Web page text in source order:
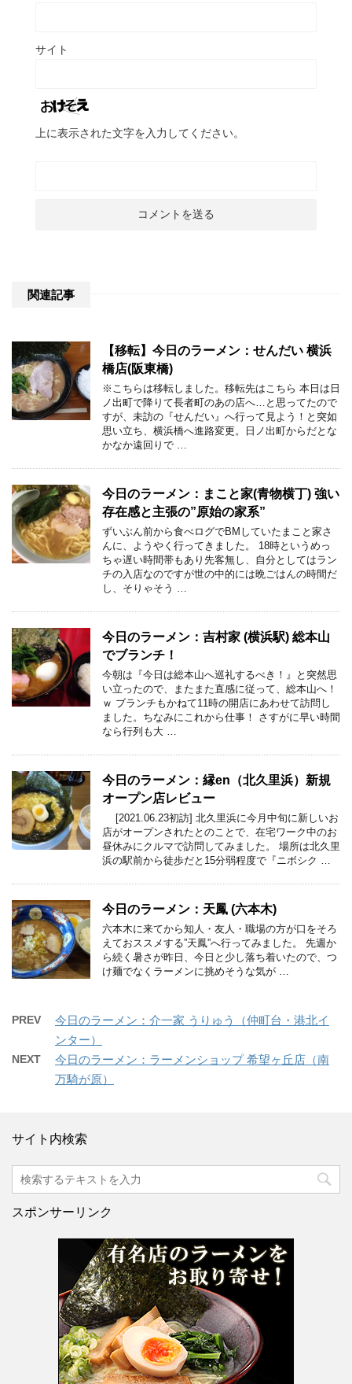
サイト
上に表示された文字を入力してください。
関連記事
【移転】今日のラーメン：せんだい 横浜
橋店(阪東橋)
※こちらは移転しました。移転先はこちら 本日は日
ノ出町で降りて長者町のあの店へ…と思ってたので
すが、未訪の『せんだい』へ行って見よう！と突如
思い立ち、横浜橋へ進路変更。日ノ出町からだとな
かなか遠回りで …
今日のラーメン：まこと家(青物横丁) 強い
存在感と主張の”原始の家系”
ずいぶん前から食べログでBMしていたまこと家さ
んに、ようやく行ってきました。 18時というめっ
ちゃ遅い時間帯もあり先客無し、自分としてはラン
チの入店なのですが世の中的には晩ごはんの時間だ
し、そりゃそう …
今日のラーメン：吉村家 (横浜駅) 総本山
でブランチ！
今朝は『今日は総本山へ巡礼するべき！』と突然思
い立ったので、またまた直感に従って、総本山へ！
ｗ ブランチもかねて11時の開店にあわせて訪問し
ました。ちなみにこれから仕事！ さすがに早い時間
なら行列も大 …
今日のラーメン：縁en（北久里浜）新規
オープン店レビュー
[2021.06.23初訪] 北久里浜に今月中旬に新しいお
店がオープンされたとのことで、在宅ワーク中のお
昼休みにクルマで訪問してみました。 場所は北久里
浜の駅前から徒歩だと15分弱程度で『ニボシク …
今日のラーメン：天鳳 (六本木)
六本木に来てから知人・友人・職場の方が口をそろ
えておススメする”天鳳”へ行ってみました。 先週か
ら続く暑さが昨日、今日と少し落ち着いたので、つ
け麺でなくラーメンに挑めそうな気が …
PREV
今日のラーメン：介一家 うりゅう（仲町台・港北イ
ンター）
NEXT
今日のラーメン：ラーメンショップ 希望ヶ丘店（南
万騎が原）
サイト内検索
スポンサーリンク